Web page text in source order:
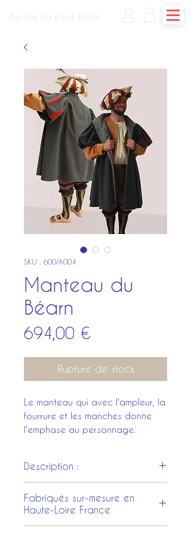
Atelier du Chat Botté
SKU : 600/A004
Manteau du
Béarn
694,00 €
Rupture de stock
Le manteau qui avec l'ampleur, la
fourrure et les manches donne
l'emphase au personnage.
Description :
d'ampleur
Col et parementure en fourrure
Fabriqués sur-mesure en
Haute-Loire France